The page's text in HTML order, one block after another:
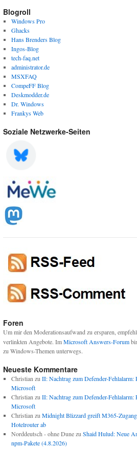
Blogroll
Windows Pro
Ghacks
Hans Brenders Blog
Ingos-Blog
tech-faq.net
administrator.de
MSXFAQ
CompeFF Blog
Deskmodder.de
Dr. Windows
Frankys Web
Soziale Netzwerke-Seiten
Foren
Um mir den Moderationsaufwand zu ersparen,
verlinkten Angebote. ImMicrosoft Answers-Forum
zu Windows-Themen unterwegs.
Neueste Kommentare
Christian zu II: Nachtrag zum Defender-
Microsoft
Christian zu II: Nachtrag zum Defender-
Microsoft
Christian zu Midnight Blizzard greift M365-
Hotelrouter ab
Norddeutsch - ohne Dunezu Shaid Hulud: Neue
npm-Pakete (4.8.2026)